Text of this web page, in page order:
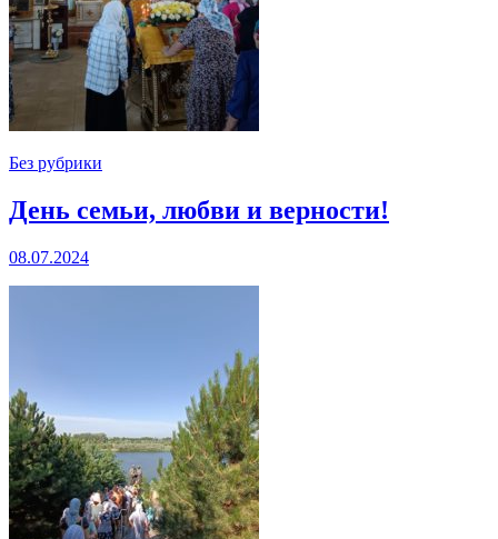
Без рубрики
День семьи, любви и верности!
08.07.2024